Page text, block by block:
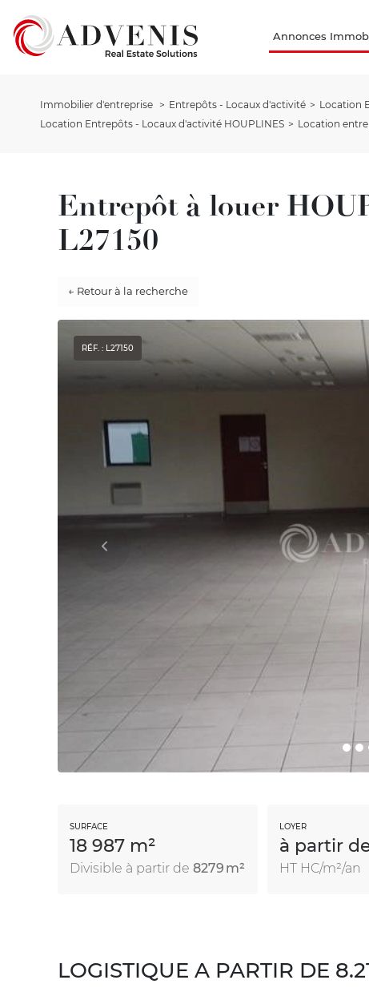
Annonces
Immobilier d'entreprise Entrepôts - Locaux d'activité Location
Location Entrepôts - Locaux d'activité HOUPLINES
Location
Entrepôt à louer
L27150
← Retour à la recherche
RÉF. : L27150
SURFACE
18 987 m²
Divisible à partir de 8279 m²
LOYER
à partir
HT HC/m²/an
LOGISTIQUE A PARTIR DE